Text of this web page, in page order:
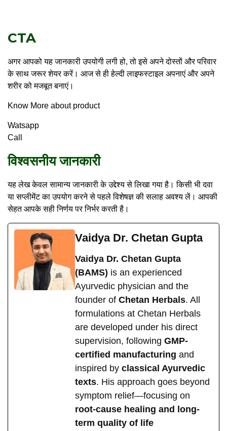
CTA
अगर आपको यह जानकारी उपयोगी लगी हो, तो इसे अपने दोस्तों और परिवार
के साथ जरूर शेयर करें। आज से ही हेल्दी लाइफस्टाइल अपनाएं और अपने
शरीर को मजबूत बनाएं।
Know More about product
Watsapp
Call
विश्वसनीय जानकारी
यह लेख केवल सामान्य जानकारी के उद्देश्य से लिखा गया है। किसी भी दवा
या सप्लीमेंट का उपयोग करने से पहले विशेषज्ञ की सलाह अवश्य लें। आपकी
सेहत आपके सही निर्णय पर निर्भर करती है।
Vaidya Dr. Chetan Gupta
Vaidya Dr. Chetan Gupta
(BAMS) is an experienced
Ayurvedic physician and the
founder of Chetan Herbals. All
formulations at Chetan Herbals
are developed under his direct
supervision, following GMP-
certified manufacturing and
inspired by classical Ayurvedic
texts. His approach goes beyond
symptom relief—focusing on
root-cause healing and long-
term quality of life